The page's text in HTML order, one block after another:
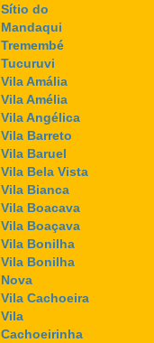
Sítio do
Mandaqui
Tremembé
Tucuruvi
Vila Amália
Vila Amélia
Vila Angélica
Vila Barreto
Vila Baruel
Vila Bela Vista
Vila Bianca
Vila Boacava
Vila Boaçava
Vila Bonilha
Vila Bonilha
Nova
Vila Cachoeira
Vila
Cachoeirinha